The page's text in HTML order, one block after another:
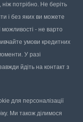
потрібно. Не беріть
і без яких ви можете
можливості - не варто
умови кредитних
У разі
йдіть на контакт з
для персоналізації
Ми також ділимося